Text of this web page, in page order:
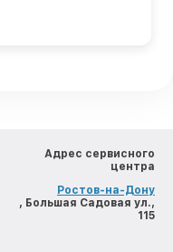
Адрес сервисного
центра
Ростов-на-Дону
, Большая Садовая ул.,
115